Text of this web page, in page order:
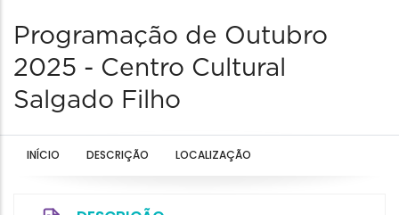
Programação de Outubro
2025 - Centro Cultural
Salgado Filho
INÍCIO DESCRIÇÃO LOCALIZAÇÃO